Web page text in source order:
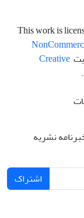
Creative
نشریه
اشتراک